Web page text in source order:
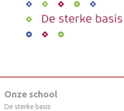
Onze school
De sterke basis